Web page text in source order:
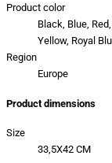
Product color
Black, Blue,
Yellow, Royal
Region
Europe
Product dimensions
Size
33,5X42 CM